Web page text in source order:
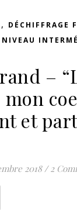
, DÉCHIFFRAGE
NIVEAU
–
et
2018 / 2